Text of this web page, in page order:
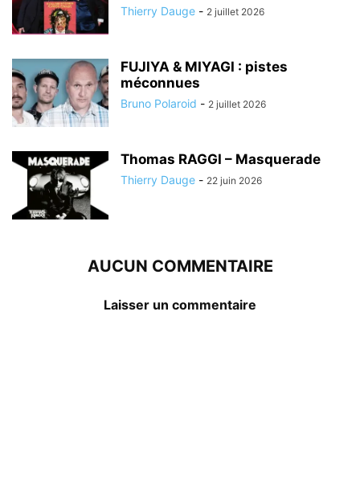
Thierry Dauge - 2 juillet 2026
FUJIYA & MIYAGI : pistes
méconnues
Bruno Polaroid - 2 juillet 2026
Thomas RAGGI – Masquerade
Thierry Dauge - 22 juin 2026
AUCUN COMMENTAIRE
Laisser un commentaire